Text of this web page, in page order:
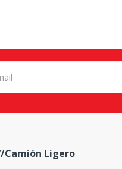
Camión Ligero